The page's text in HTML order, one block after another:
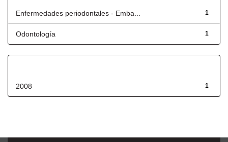
1
Enfermedades periodontales - Emba...
1
Odontología
1
2008